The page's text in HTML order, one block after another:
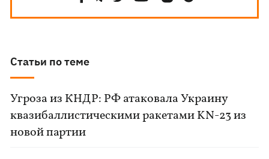
Статьи по теме
Угроза из КНДР: РФ атаковала Украину
квазибаллистическими ракетами KN-23 из
новой партии